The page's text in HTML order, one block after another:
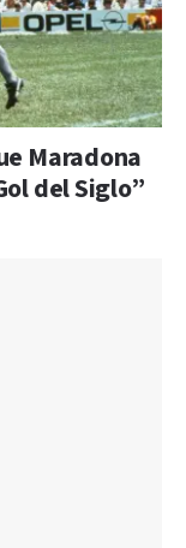
Maradona
del Siglo”